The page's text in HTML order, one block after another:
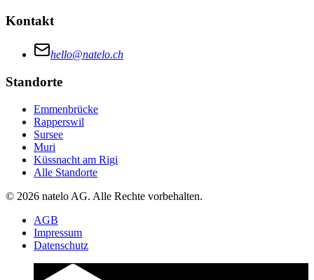
Kontakt
hello@natelo.ch
Standorte
Emmenbrücke
Rapperswil
Sursee
Muri
Küssnacht am Rigi
Alle Standorte
© 2026 natelo AG. Alle Rechte vorbehalten.
AGB
Impressum
Datenschutz